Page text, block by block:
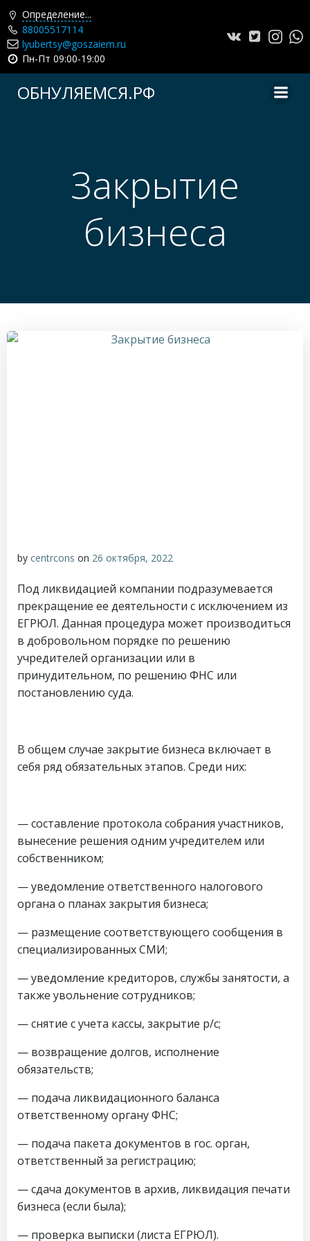
Определение...
88005517114
lyubertsy@goszaiem.ru
Пн-Пт 09:00-19:00
ОБНУЛЯЕМСЯ.РФ
Закрытие
бизнеса
by centrcons on 26 октября, 2022
Под ликвидацией компании подразумевается
прекращение ее деятельности с исключением из
ЕГРЮЛ. Данная процедура может производиться
в добровольном порядке по решению
учредителей организации или в
принудительном, по решению ФНС или
постановлению суда.
В общем случае закрытие бизнеса включает в
себя ряд обязательных этапов. Среди них:
— составление протокола собрания участников,
вынесение решения одним учредителем или
собственником;
— уведомление ответственного налогового
органа о планах закрытия бизнеса;
— размещение соответствующего сообщения в
специализированных СМИ;
— уведомление кредиторов, службы занятости, а
также увольнение сотрудников;
— снятие с учета кассы, закрытие р/с;
— возвращение долгов, исполнение
обязательств;
— подача ликвидационного баланса
ответственному органу ФНС;
— подача пакета документов в гос. орган,
ответственный за регистрацию;
— сдача документов в архив, ликвидация печати
бизнеса (если была);
— проверка выписки (листа ЕГРЮЛ).